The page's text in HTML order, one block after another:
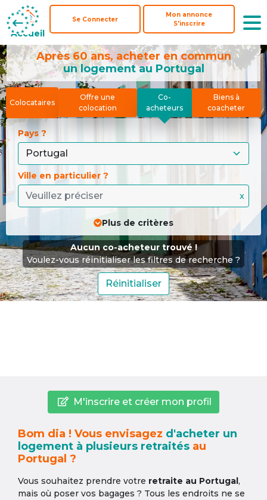
Accueil
Se Connecter
Mon annonce
S'inscrire
Après 60 ans, acheter en commun
un logement au Portugal
Colocataires
Offre une
colocation
Co-
acheteurs
Biens à
coacheter
Pays ?
Ville en particulier ?
x
Plus de critères
Aucun co-acheteur trouvé !
Voulez-vous réinitialiser les filtres de recherche ?
Réinitialiser
M'inscrire et créer mon profil
Bom dia ! Vous envisagez d'acheter un
logement à plusieurs retraités au
Portugal ?
Vous souhaitez prendre votre retraite au Portugal,
mais où poser vos bagages ? Tous les endroits ne se